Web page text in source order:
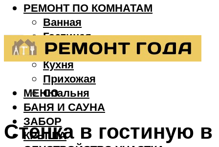
РЕМОНТ ПО КОМНАТАМ
Ванная
Гостиная
Детская
Кухня
Прихожая
Спальня
БАНЯ И САУНА
ЗАБОР
КРЫША
МЕНЮ
Стенка в гостиную в